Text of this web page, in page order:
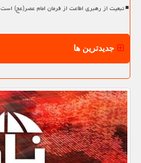
تبعیت از رهبری اطاعت از فرمان امام عصر(عج) است
جدیدترین ها